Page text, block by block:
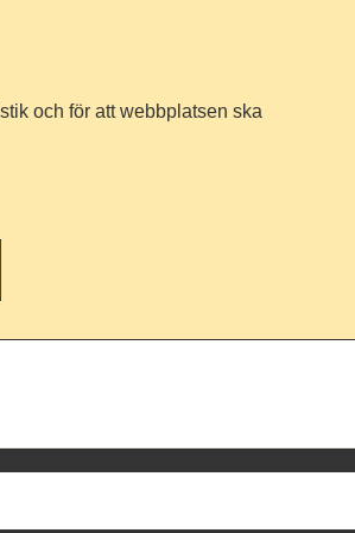
och för att webbplatsen ska